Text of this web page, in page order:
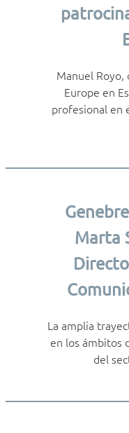
Manuel
Europe en
profesional en
Marta
La amplia
en los ámbitos
del